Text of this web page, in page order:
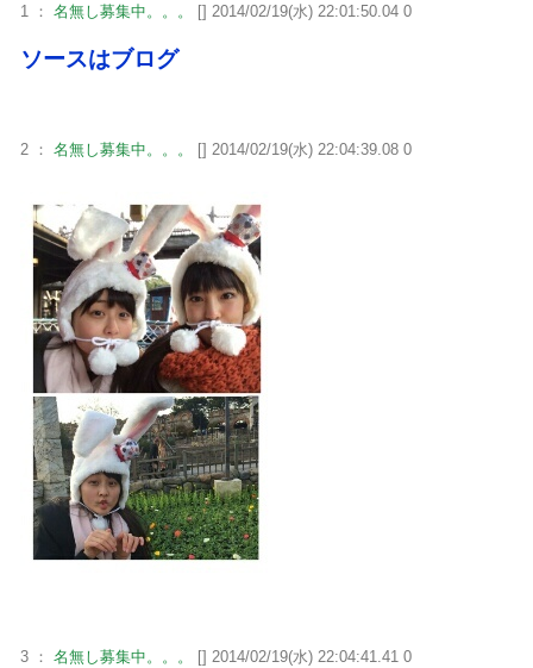
1 ： 名無し募集中。。。 [] 2014/02/19(水) 22:01:50.04 0
ソースはブログ
2 ： 名無し募集中。。。 [] 2014/02/19(水) 22:04:39.08 0
3 ： 名無し募集中。。。 [] 2014/02/19(水) 22:04:41.41 0